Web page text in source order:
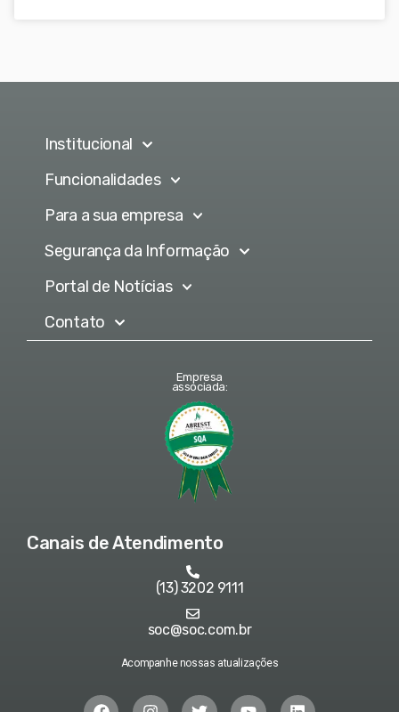
Institucional
Funcionalidades
Para a sua empresa
Segurança da Informação
Portal de Notícias
Contato
Empresa
associada:
Canais de Atendimento
(13) 3202 9111
soc@soc.com.br
Acompanhe nossas atualizações